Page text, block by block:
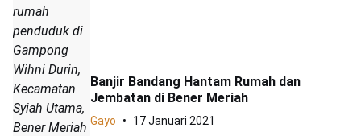
rumah
penduduk di
Gampong
Wihni Durin,
Kecamatan
Syiah Utama,
Bener Meriah
Banjir Bandang Hantam Rumah dan
Jembatan di Bener Meriah
Gayo 17 Januari 2021